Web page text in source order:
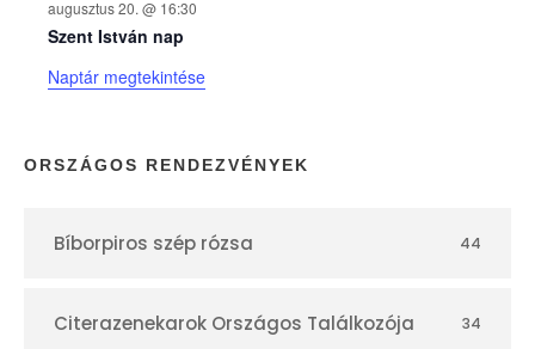
n
a
p
r
augusztus 20. @ 16:30
Szent István nap
Naptár megtekintése
ORSZÁGOS RENDEZVÉNYEK
Bíborpiros szép rózsa 44
Citerazenekarok Országos Találkozója 34